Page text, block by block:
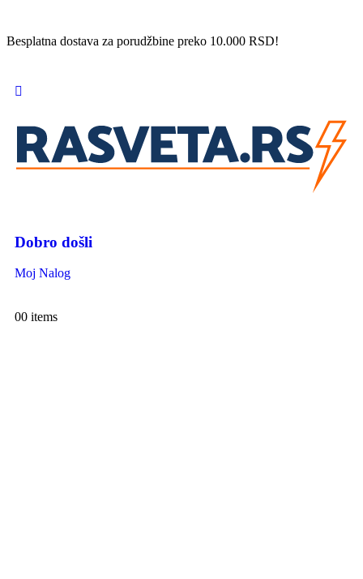
Besplatna dostava za porudžbine preko 10.000 RSD!
Dobro došli
Moj Nalog
00 items